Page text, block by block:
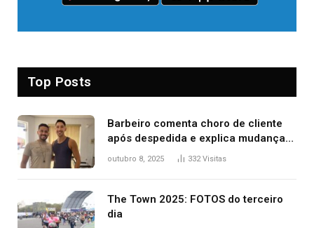
Top Posts
Barbeiro comenta choro de cliente
após despedida e explica mudança
para o TO: ‘Não esperava atingir
outubro 8, 2025 332Visitas
The Town 2025: FOTOS do terceiro
dia